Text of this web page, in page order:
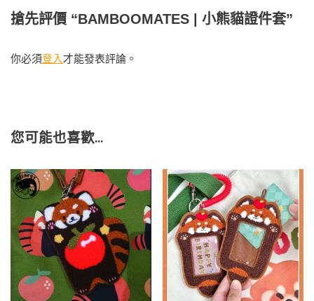
搶先評價 “BAMBOOMATES | 小熊貓證件套”
你必須登入 才能發表評論。
您可能也喜歡…